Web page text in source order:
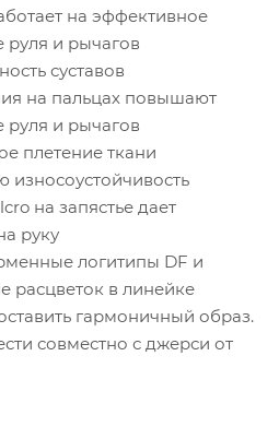
на эффективное
руля и рычагов
суставов
на пальцах повышают
руля и рычагов
плетение ткани
износоустойчивость
на запястье дает
руку
логитипы DF и
расцветок в линейке
гармоничный образ.
совместно с джерси от